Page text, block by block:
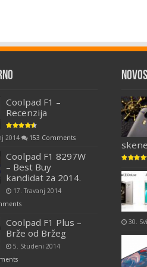
Coolpad F1 –
Recenzija
2014 153 Comments
Coolpad F1 8297W
– Best Buy
kandidat za 2014.
17. Travanj 2014
Coolpad F1 Plus –
Brže od Bržeg
5. Studeni 2014
30.